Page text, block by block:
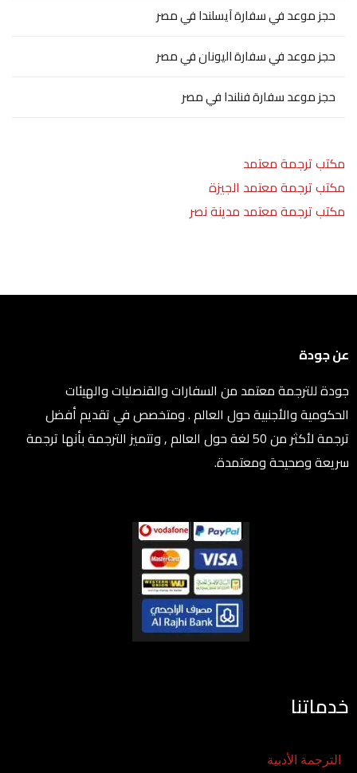
حجز موعد في سفارة آيسلندا في مصر
حجز موعد في سفارة اليونان في مصر
حجز موعد سفارة فنلندا في مصر
مكتب ترجمة معتمد
مكتب ترجمة معتمد الجيزة
مكتب ترجمة معتمد مدينة نصر
عن جودة
جودة للترجمة معتمد من السفارات والقنصليات والهيئات
الحكومية والأجنبية حول العالم . ومتخصص في تقديم أفضل
ترجمة لأكثر من 50 لغة حول العالم , وتتميز الترجمة بأنها ترجمة
سريعة وصحيحة ومعتمدة.
خدماتنا
الترجمة الأدبية